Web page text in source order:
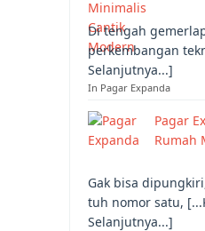
Di tengah
perkembangan
Selanjutnya...]
In Pagar Expanda
Pagar
Rumah
Gak bisa
tuh nomor satu,
Selanjutnya...]